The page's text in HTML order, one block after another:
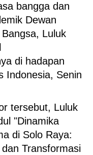
bangga dan
Dewan
Luluk
di hadapan
Indonesia, Senin
tersebut, Luluk
"Dinamika
di Solo Raya:
Transformasi